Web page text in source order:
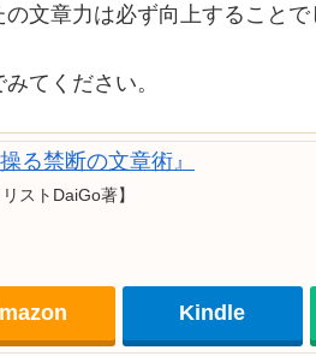
文章力は必ず向上することで
てください。
操る禁断の文章術』
リストDaiGo著】
Kindle